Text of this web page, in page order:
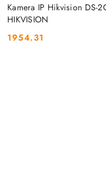
Kamera IP Hikvision DS-
HIKVISION
Cena:
1954.31